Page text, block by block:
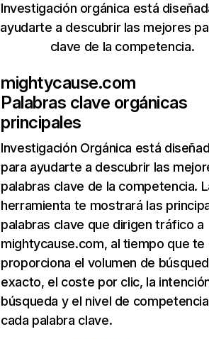
Investigación orgánica está
ayudarte a descubrir las mejores
clave de la competencia.
mightycause.com
Palabras clave orgánicas
principales
Investigación Orgánica está
para ayudarte a descubrir las
palabras clave de la competencia.
herramienta te mostrará las
palabras clave que dirigen tráfico a
mightycause.com, al tiempo que te
proporciona el volumen de
exacto, el coste por clic, la
búsqueda y el nivel de
cada palabra clave.